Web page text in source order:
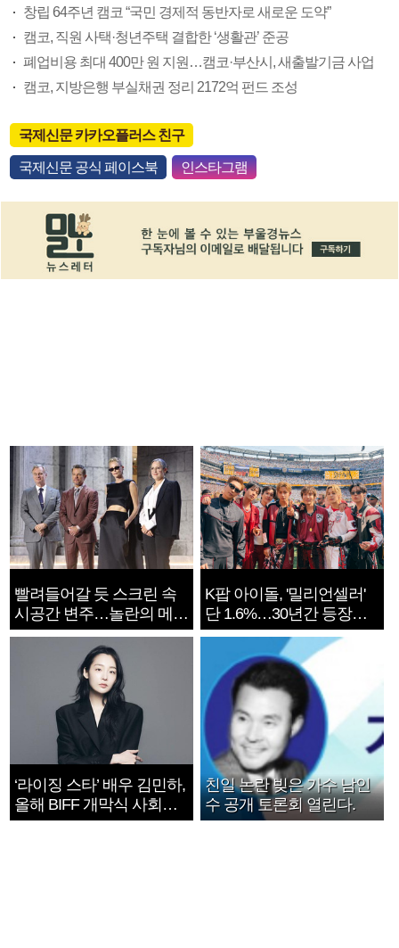
창립 64주년 캠코 “국민 경제적 동반자로 새로운 도약”
캠코, 직원 사택·청년주택 결합한 ‘생활관’ 준공
폐업비용 최대 400만 원 지원…캠코·부산시, 새출발기금 사업
캠코, 지방은행 부실채권 정리 2172억 펀드 조성
국제신문 카카오플러스 친구
국제신문 공식 페이스북 인스타그램
빨려들어갈 듯 스크린 속
시공간 변주…놀란의 메시
지는 ‘전쟁 속죄’
K팝 아이돌, '밀리언셀러'
단 1.6%…30년간 등장
1182개팀 전수조사
‘라이징 스타’ 배우 김민하,
올해 BIFF 개막식 사회자
확정
친일 논란 빚은 가수 남인
수 공개 토론회 열린다.